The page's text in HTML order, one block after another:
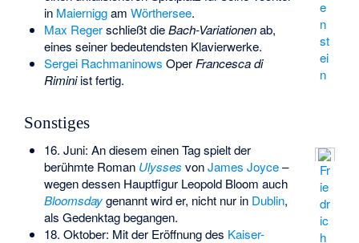
e
n
st
ei
n
in Maierniggam Wörthersee.
Max Regerschließt dieBach-Variationenab,
eines seiner bedeutendsten Klavierwerke.
Sergei Rachmaninows OperFrancesca di
Riminiist fertig.
Sonstiges
Fr
ie
dr
ic
h
16. Juni: An diesem einen Tag spielt der
berühmte Roman Ulysses vonJames Joyce–
wegen dessen Hauptfigur Leopold Bloom auch
Bloomsdaygenannt wird er, nicht nur in Dublin,
als Gedenktag begangen.
18. Oktober: Mit der Eröffnung des Kaiser-